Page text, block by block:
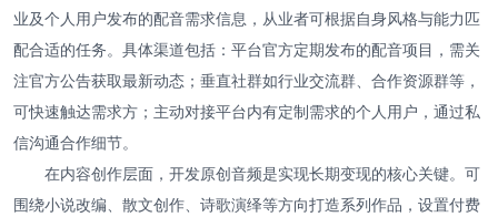
业及个人用户发布的配音需求信息，从业者可根据自身风格与能力匹
配合适的任务。具体渠道包括：平台官方定期发布的配音项目，需关
注官方公告获取最新动态；垂直社群如行业交流群、合作资源群等，
可快速触达需求方；主动对接平台内有定制需求的个人用户，通过私
信沟通合作细节。
在内容创作层面，开发原创音频是实现长期变现的核心关键。可
围绕小说改编、散文创作、诗歌演绎等方向打造系列作品，设置付费